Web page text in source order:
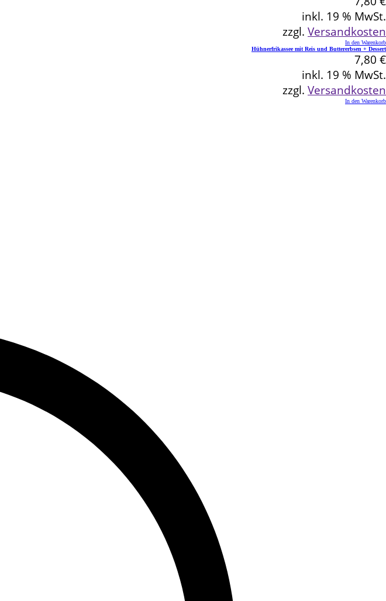
inkl. 19 % MwSt.
zzgl. Versandkosten
In den Warenkorb
Hühnerfrikassee mit Reis und Buttererbsen + Dessert
7,80 €
inkl. 19 % MwSt.
zzgl. Versandkosten
In den Warenkorb